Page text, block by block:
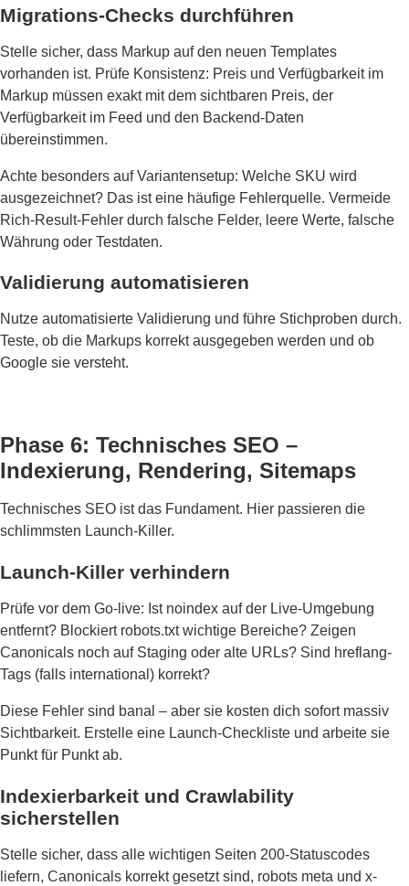
Migrations-Checks durchführen
Stelle sicher, dass Markup auf den neuen Templates
vorhanden ist. Prüfe Konsistenz: Preis und Verfügbarkeit im
Markup müssen exakt mit dem sichtbaren Preis, der
Verfügbarkeit im Feed und den Backend-Daten
übereinstimmen.
Achte besonders auf Variantensetup: Welche SKU wird
ausgezeichnet? Das ist eine häufige Fehlerquelle. Vermeide
Rich-Result-Fehler durch falsche Felder, leere Werte, falsche
Währung oder Testdaten.
Validierung automatisieren
Nutze automatisierte Validierung und führe Stichproben durch.
Teste, ob die Markups korrekt ausgegeben werden und ob
Google sie versteht.
Phase 6: Technisches SEO –
Indexierung, Rendering, Sitemaps
Technisches SEO ist das Fundament. Hier passieren die
schlimmsten Launch-Killer.
Launch-Killer verhindern
Prüfe vor dem Go-live: Ist noindex auf der Live-Umgebung
entfernt? Blockiert robots.txt wichtige Bereiche? Zeigen
Canonicals noch auf Staging oder alte URLs? Sind hreflang-
Tags (falls international) korrekt?
Diese Fehler sind banal – aber sie kosten dich sofort massiv
Sichtbarkeit. Erstelle eine Launch-Checkliste und arbeite sie
Punkt für Punkt ab.
Indexierbarkeit und Crawlability
sicherstellen
Stelle sicher, dass alle wichtigen Seiten 200-Statuscodes
liefern, Canonicals korrekt gesetzt sind, robots meta und x-